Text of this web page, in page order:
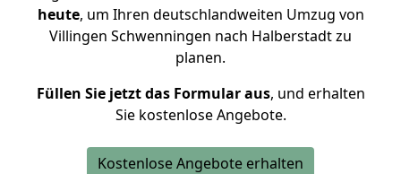
heute, um Ihren deutschlandweiten Umzug von
Villingen Schwenningen nach Halberstadt zu
planen.
Füllen Sie jetzt das Formular aus, und erhalten
Sie kostenlose Angebote.
Kostenlose Angebote erhalten